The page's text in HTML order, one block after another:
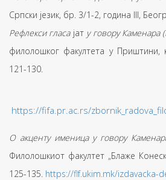
Српски језик, бр. 3/1-2, година III,
Рефлекси гласа јату говору Каменара
филолошког факултета у
121-130.
https://fifa.pr.ac.rs/
О акценту именица у говору
Филолошкиот факултет „Блаже
125-135. https://flf.ukim.mk/izdavacka-